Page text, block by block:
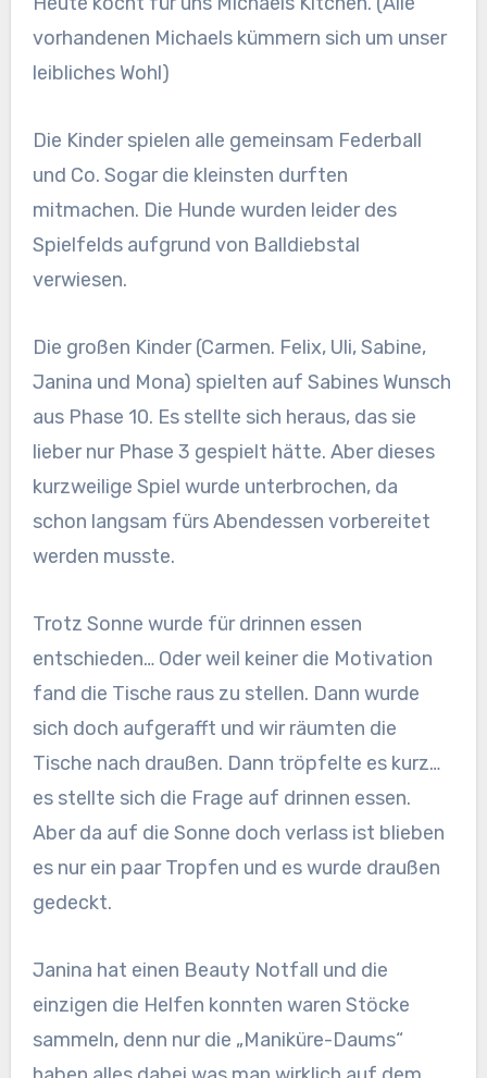
vorhandenen Michaels kümmern sich um unser
leibliches Wohl)
Die Kinder spielen alle gemeinsam Federball
und Co. Sogar die kleinsten durften
mitmachen. Die Hunde wurden leider des
Spielfelds aufgrund von Balldiebstal
verwiesen.
Die großen Kinder (Carmen. Felix, Uli, Sabine,
Janina und Mona) spielten auf Sabines Wunsch
aus Phase 10. Es stellte sich heraus, das sie
lieber nur Phase 3 gespielt hätte. Aber dieses
kurzweilige Spiel wurde unterbrochen, da
schon langsam fürs Abendessen vorbereitet
werden musste.
Trotz Sonne wurde für drinnen essen
entschieden… Oder weil keiner die Motivation
fand die Tische raus zu stellen. Dann wurde
sich doch aufgerafft und wir räumten die
Tische nach draußen. Dann tröpfelte es kurz…
es stellte sich die Frage auf drinnen essen.
Aber da auf die Sonne doch verlass ist blieben
es nur ein paar Tropfen und es wurde draußen
gedeckt.
Janina hat einen Beauty Notfall und die
einzigen die Helfen konnten waren Stöcke
sammeln, denn nur die „Maniküre-Daums“